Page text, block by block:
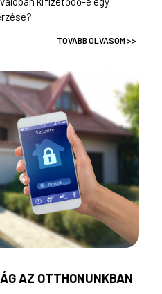
TOVÁBB OLVASOM >>
AZ OTTHONUNKBAN